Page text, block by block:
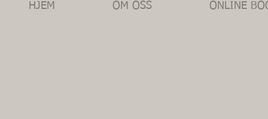
HJEM OM OSS ONLINE